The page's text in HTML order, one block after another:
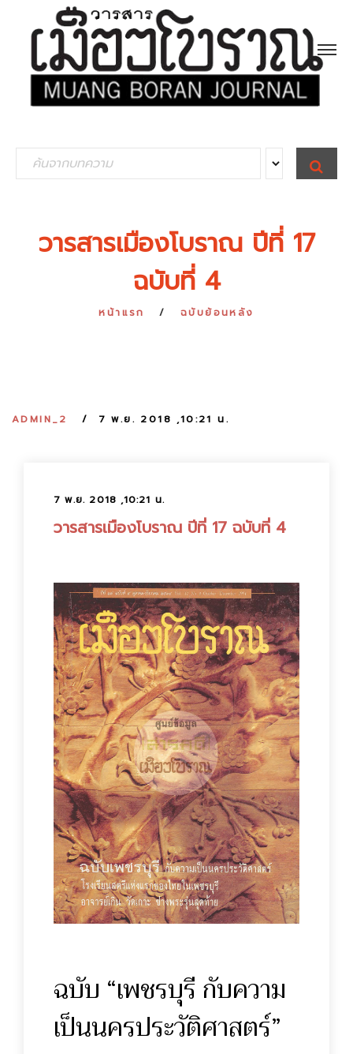
e
S
E
A
วารสารเมืองโบราณ ปีที่ 17
ฉบับที่ 4
หน้าแรก ฉบับย้อนหลัง
ADMIN_2 7 พ.ย. 2018 ,10:21 น.
7 พ.ย. 2018 ,10:21 น.
วารสารเมืองโบราณ ปีที่ 17 ฉบับที่ 4
ฉบับ “เพชรบุรี กับความ
เป็นนครประวัติศาสตร์”